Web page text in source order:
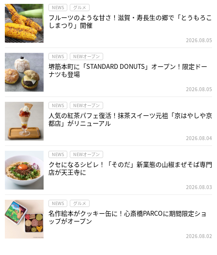
NEWS グルメ
フルーツのような甘さ！滋賀・寿長生の郷で「とうもろこ
しまつり」開催
2026.08.05
NEWS NEWオープン
堺筋本町に「STANDARD DONUTS」オープン！限定ドー
ナツも登場
2026.08.05
NEWS NEWオープン
人気の紅茶パフェ復活！抹茶スイーツ元祖「京はやしや京
都店」がリニューアル
2026.08.04
NEWS NEWオープン
クセになるシビレ！「そのだ」新業態の山椒まぜそば専門
店が天王寺に
2026.08.03
NEWS グルメ
名作絵本がクッキー缶に！心斎橋PARCOに期間限定ショ
ップがオープン
2026.08.02